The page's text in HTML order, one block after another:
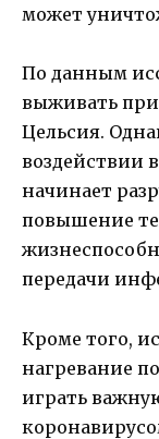
может
По данным
выживать при
Цельсия.
воздействии
начинает
повышение
передачи
Кроме того,
нагревание
играть